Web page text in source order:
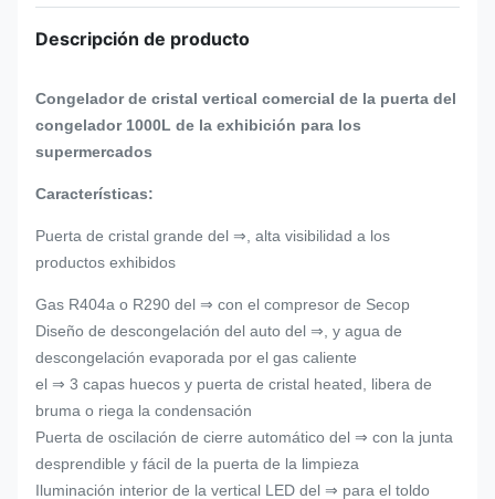
Descripción de producto
Congelador de cristal vertical comercial de la puerta del
congelador 1000L de la exhibición para los
supermercados
Características:
Puerta de cristal grande del ⇒, alta visibilidad a los
productos exhibidos
Gas R404a o R290 del ⇒ con el compresor de Secop
Diseño de descongelación del auto del ⇒, y agua de
descongelación evaporada por el gas caliente
el ⇒ 3 capas huecos y puerta de cristal heated, libera de
bruma o riega la condensación
Puerta de oscilación de cierre automático del ⇒ con la junta
desprendible y fácil de la puerta de la limpieza
Iluminación interior de la vertical LED del ⇒ para el toldo